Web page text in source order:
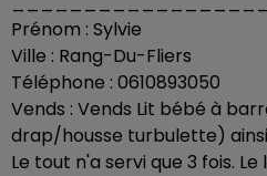
Prénom : Sylvie
Ville : Rang-Du-Fliers
Téléphone : 0610893050
Vends : Vends Lit bébé à
drap/housse turbulette)
Le tout n'a servi que 3 fois.